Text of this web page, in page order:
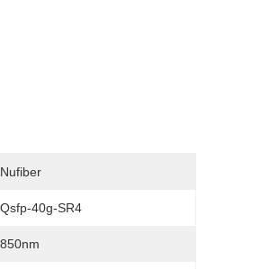
Nufiber
Qsfp-40g-SR4
850nm